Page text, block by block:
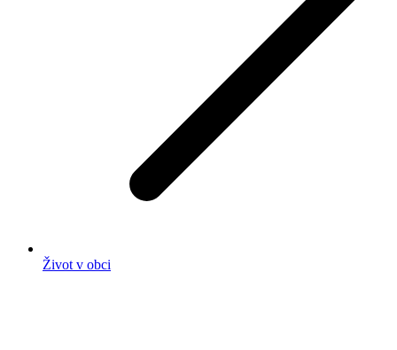
Život v obci